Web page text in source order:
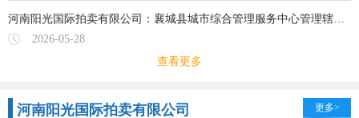
河南阳光国际拍卖有限公司：襄城县城市综合管理服务中心管理辖内的城市空间广告位20年运营权拍卖结果公示
2026-05-28
查看更多